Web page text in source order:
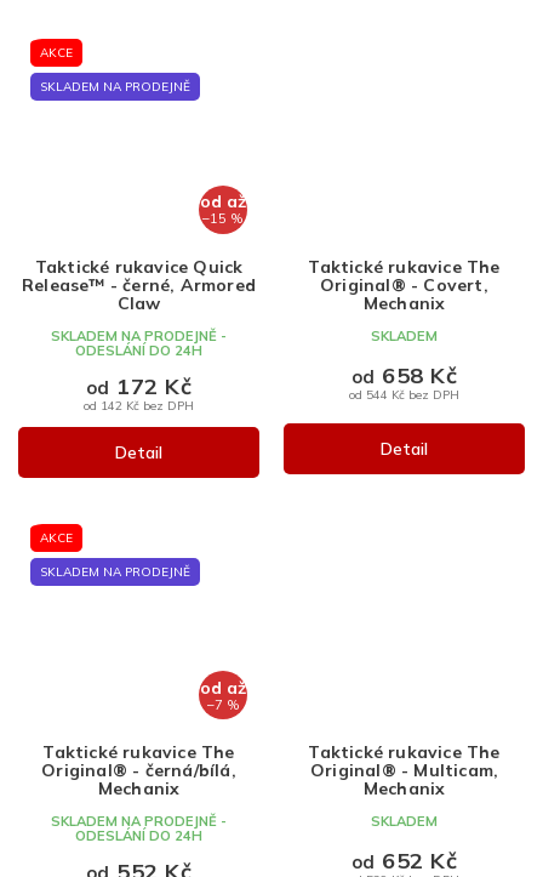
AKCE
SKLADEM NA PRODEJNĚ
od až
–15 %
Taktické rukavice Quick
Release™ - černé, Armored
Claw
SKLADEM NA PRODEJNĚ -
ODESLÁNÍ DO 24H
od 142 Kč bez DPH
od 172 Kč
Detail
Taktické rukavice The
Original® - Covert,
Mechanix
SKLADEM
od 544 Kč bez DPH
od 658 Kč
Detail
AKCE
SKLADEM NA PRODEJNĚ
od až
–7 %
Taktické rukavice The
Original® - černá/bílá,
Mechanix
SKLADEM NA PRODEJNĚ -
ODESLÁNÍ DO 24H
Taktické rukavice The
Original® - Multicam,
Mechanix
SKLADEM
od 652 Kč